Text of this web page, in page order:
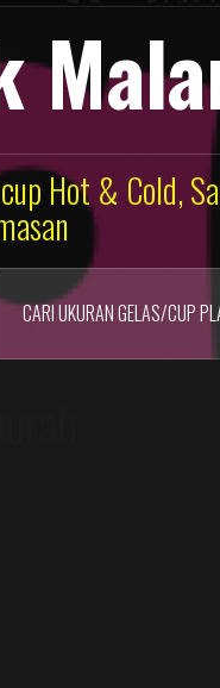
Hot & Cold,
CARI UKURAN GELAS/CUP